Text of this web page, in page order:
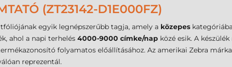
(ZT23142-D1E000FZ)
egyik legnépszerűbb tagja, amely a közepes
ahol a napi terhelés 4000-9000 címke/nap közé esik. A
folyamatos előállításához. Az amerikai Zebra
reprezentál.